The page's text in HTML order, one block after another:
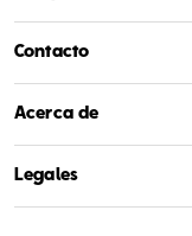
Contacto
Acerca de
Legales